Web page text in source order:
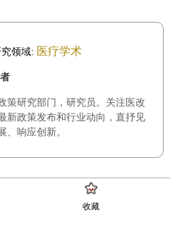
领域: 医疗学术
策研究部门，研究员。关注医改
新政策发布和行业动向，直抒见
、响应创新。
收藏